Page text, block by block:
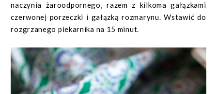
naczynia żaroodpornego, razem z kilkoma gałązkami
czerwonej porzeczki i gałązką rozmarynu. Wstawić do
rozgrzanego piekarnika na 15 minut.